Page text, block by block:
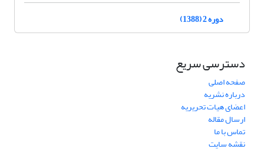
دوره 2 (1388)
دسترسی سریع
صفحه اصلی
درباره نشریه
اعضای هیات تحریریه
ارسال مقاله
تماس با ما
نقشه سایت